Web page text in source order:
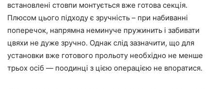
встановлені стовпи монтується вже готова секція.
Плюсом цього підходу є зручність – при набиванні
поперечок, напрямна неминуче пружинить і забивати
цвяхи не дуже зручно. Однак слід зазначити, що для
установки вже готового прольоту необхідно не менше
трьох осіб — поодинці з цією операцією не впоратися.